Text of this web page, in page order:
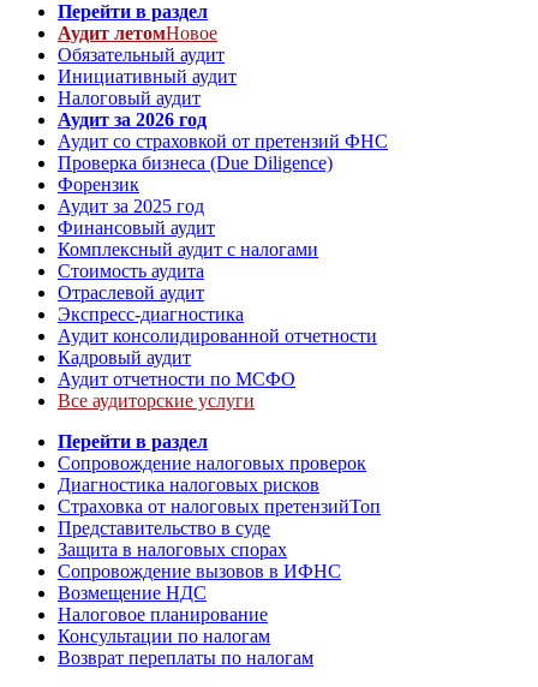
Перейти в раздел
Аудит летомНовое
Обязательный аудит
Инициативный аудит
Налоговый аудит
Аудит за 2026 год
Аудит со страховкой от претензий ФНС
Проверка бизнеса (Due Diligence)
Форензик
Аудит за 2025 год
Финансовый аудит
Комплексный аудит с налогами
Стоимость аудита
Отраслевой аудит
Экспресс-диагностика
Аудит консолидированной отчетности
Кадровый аудит
Аудит отчетности по МСФО
Все аудиторские услуги
Перейти в раздел
Сопровождение налоговых проверок
Диагностика налоговых рисков
Страховка от налоговых претензийТоп
Представительство в суде
Защита в налоговых спорах
Сопровождение вызовов в ИФНС
Возмещение НДС
Налоговое планирование
Консультации по налогам
Возврат переплаты по налогам